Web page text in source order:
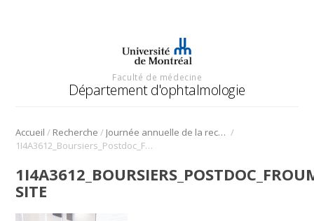
Faculté de médecine
Département d'ophtalmologie
Accueil / Recherche / Journée annuelle de la recherche en ophtalmologie de l’Université de Montréal /
1I4A3612_Boursiers_Postdoc_FROUM_TAnquetil_GBlot_GModica_miniature site
SITE